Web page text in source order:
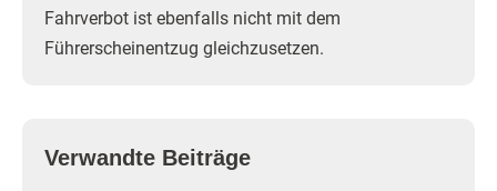
Fahrverbot ist ebenfalls nicht mit dem
Führerscheinentzug gleichzusetzen.
Verwandte Beiträge